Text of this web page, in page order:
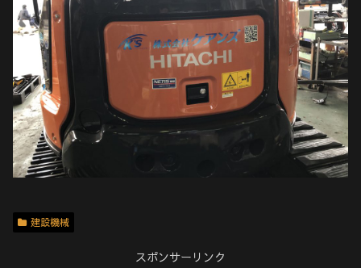
建設機械
スポンサーリンク